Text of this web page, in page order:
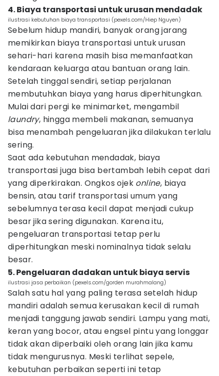
4. Biaya transportasi untuk urusan mendadak
ilustrasi kebutuhan biaya transportasi (pexels.com/Hiep Nguyen)
Sebelum hidup mandiri, banyak orang jarang
memikirkan biaya transportasi untuk urusan
sehari-hari karena masih bisa memanfaatkan
kendaraan keluarga atau bantuan orang lain.
Setelah tinggal sendiri, setiap perjalanan
membutuhkan biaya yang harus diperhitungkan.
Mulai dari pergi ke minimarket, mengambil
laundry, hingga membeli makanan, semuanya
bisa menambah pengeluaran jika dilakukan terlalu
sering.
Saat ada kebutuhan mendadak, biaya
transportasi juga bisa bertambah lebih cepat dari
yang diperkirakan. Ongkos ojek online, biaya
bensin, atau tarif transportasi umum yang
sebelumnya terasa kecil dapat menjadi cukup
besar jika sering digunakan. Karena itu,
pengeluaran transportasi tetap perlu
diperhitungkan meski nominalnya tidak selalu
besar.
5. Pengeluaran dadakan untuk biaya servis
ilustrasi jasa perbaikan (pexels.com/gorden murahmalang)
Salah satu hal yang paling terasa setelah hidup
mandiri adalah semua kerusakan kecil di rumah
menjadi tanggung jawab sendiri. Lampu yang mati,
keran yang bocor, atau engsel pintu yang longgar
tidak akan diperbaiki oleh orang lain jika kamu
tidak mengurusnya. Meski terlihat sepele,
kebutuhan perbaikan seperti ini tetap